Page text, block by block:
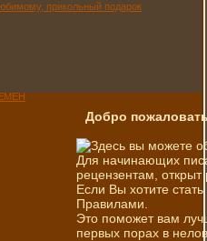
Добро
Здесь вы можете
Для начинающих
рецензентам, открыт
Если Вы хотите
Правилами.
Это поможет вам
первых порах в